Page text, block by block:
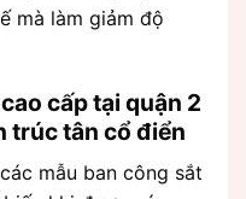
mà làm giảm độ
cấp tại quận 2
trúc tân cổ điển
mẫu ban công sắt